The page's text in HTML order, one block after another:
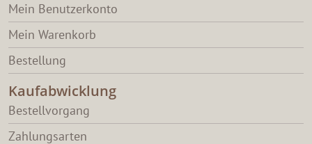
Mein Benutzerkonto
Mein Warenkorb
Bestellung
Kaufabwicklung
Bestellvorgang
Zahlungsarten